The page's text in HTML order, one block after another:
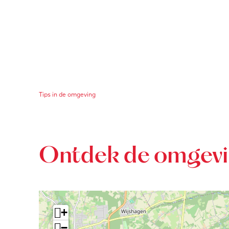
Ontdek de
Tips in de omgeving
+